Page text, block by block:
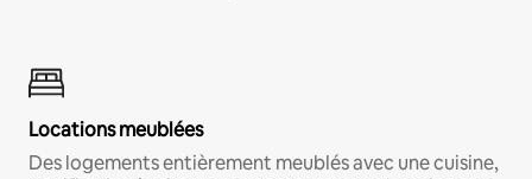
Locations meublées
Des logements entièrement meublés avec une cuisine,